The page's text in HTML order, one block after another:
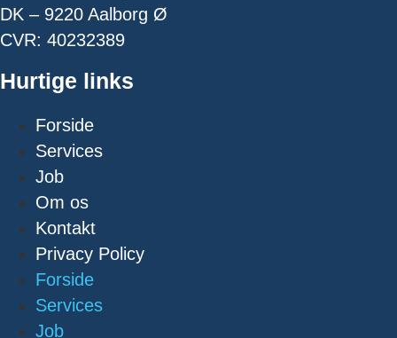
DK – 9220 Aalborg Ø
CVR: 40232389
Hurtige links
Forside
Services
Job
Om os
Kontakt
Privacy Policy
Forside
Services
Job